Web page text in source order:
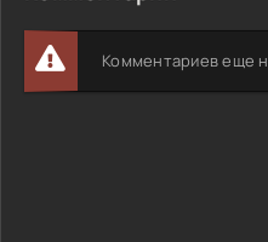
Комментариев еще